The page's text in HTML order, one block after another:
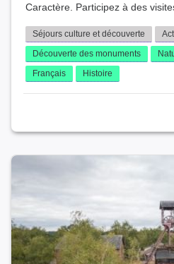
Caractère. Participez à des
Séjours culture et découverte
Découverte des monuments
Français
Histoire